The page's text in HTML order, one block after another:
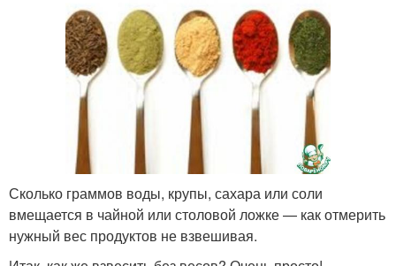
Сколько граммов воды, крупы, сахара или соли
вмещается в чайной или столовой ложке — как отмерить
нужный вес продуктов не взвешивая.